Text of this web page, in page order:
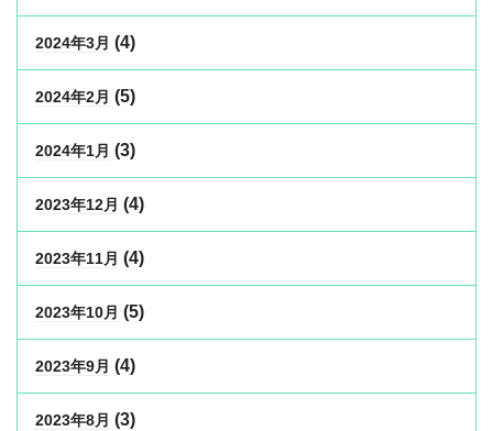
2024年3月 (4)
2024年2月 (5)
2024年1月 (3)
2023年12月 (4)
2023年11月 (4)
2023年10月 (5)
2023年9月 (4)
2023年8月 (3)